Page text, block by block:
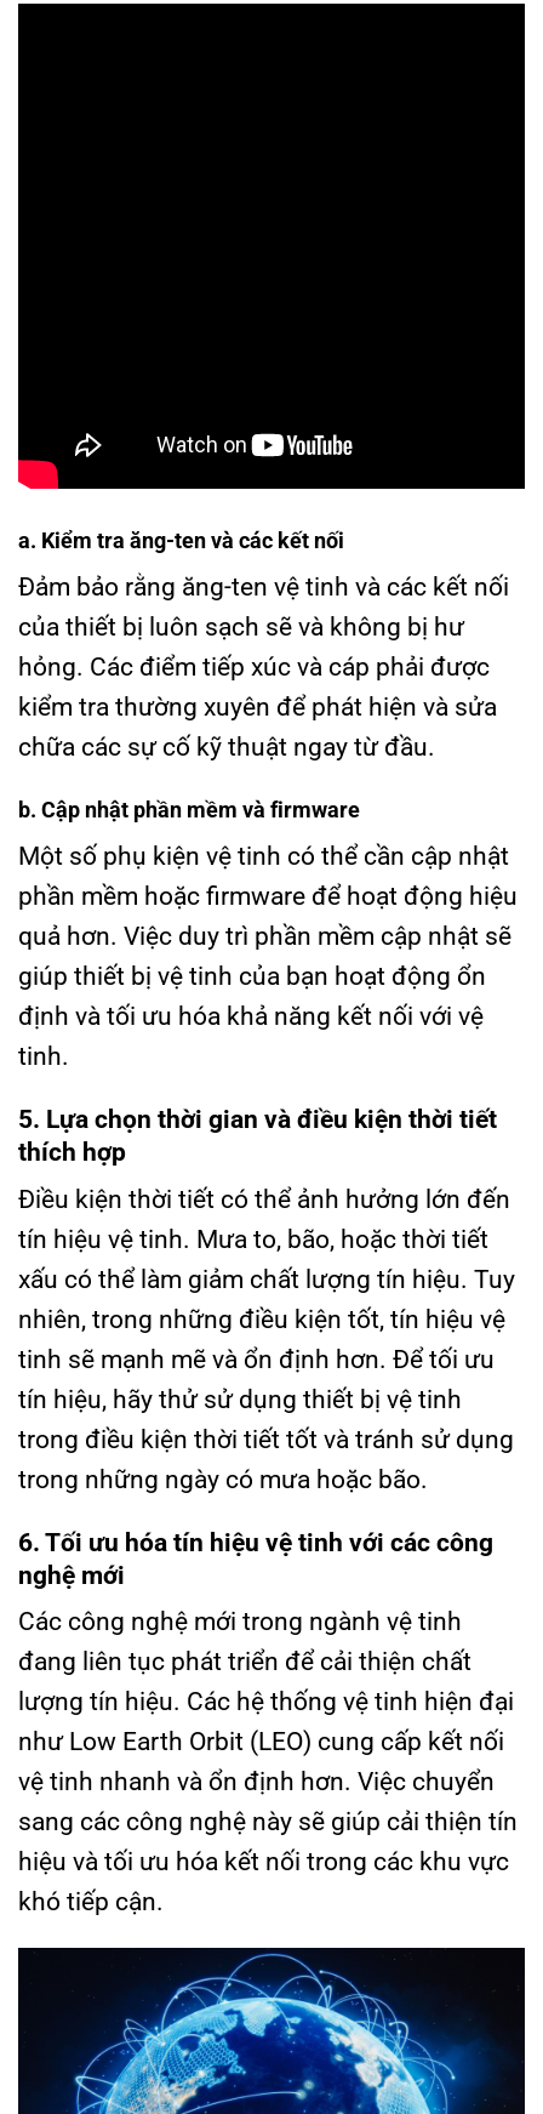
a. Kiểm tra ăng-ten và các kết nối
Đảm bảo rằng ăng-ten vệ tinh và các kết nối
của thiết bị luôn sạch sẽ và không bị hư
hỏng. Các điểm tiếp xúc và cáp phải được
kiểm tra thường xuyên để phát hiện và sửa
chữa các sự cố kỹ thuật ngay từ đầu.
b. Cập nhật phần mềm và firmware
Một số phụ kiện vệ tinh có thể cần cập nhật
phần mềm hoặc firmware để hoạt động hiệu
quả hơn. Việc duy trì phần mềm cập nhật sẽ
giúp thiết bị vệ tinh của bạn hoạt động ổn
định và tối ưu hóa khả năng kết nối với vệ
tinh.
5. Lựa chọn thời gian và điều kiện thời tiết
thích hợp
Điều kiện thời tiết có thể ảnh hưởng lớn đến
tín hiệu vệ tinh. Mưa to, bão, hoặc thời tiết
xấu có thể làm giảm chất lượng tín hiệu. Tuy
nhiên, trong những điều kiện tốt, tín hiệu vệ
tinh sẽ mạnh mẽ và ổn định hơn. Để tối ưu
tín hiệu, hãy thử sử dụng thiết bị vệ tinh
trong điều kiện thời tiết tốt và tránh sử dụng
trong những ngày có mưa hoặc bão.
6. Tối ưu hóa tín hiệu vệ tinh với các công
nghệ mới
Các công nghệ mới trong ngành vệ tinh
đang liên tục phát triển để cải thiện chất
lượng tín hiệu. Các hệ thống vệ tinh hiện đại
như Low Earth Orbit (LEO) cung cấp kết nối
vệ tinh nhanh và ổn định hơn. Việc chuyển
sang các công nghệ này sẽ giúp cải thiện tín
hiệu và tối ưu hóa kết nối trong các khu vực
khó tiếp cận.